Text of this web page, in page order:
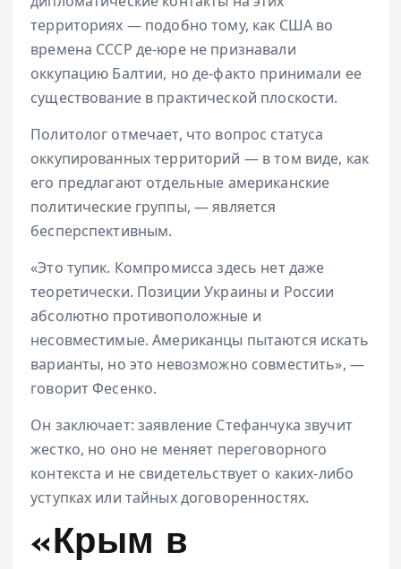
территориях — подобно тому, как США во
времена СССР де-юре не признавали
оккупацию Балтии, но де-факто принимали ее
существование в практической плоскости.
Политолог отмечает, что вопрос статуса
оккупированных территорий — в том виде, как
его предлагают отдельные американские
политические группы, — является
бесперспективным.
«Это тупик. Компромисса здесь нет даже
теоретически. Позиции Украины и России
абсолютно противоположные и
несовместимые. Американцы пытаются искать
варианты, но это невозможно совместить», —
говорит Фесенко.
Он заключает: заявление Стефанчука звучит
жестко, но оно не меняет переговорного
контекста и не свидетельствует о каких-либо
уступках или тайных договоренностях.
«Крым в